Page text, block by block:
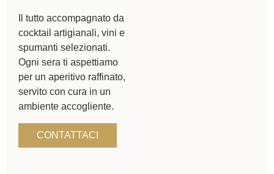
Il tutto accompagnato da
cocktail artigianali, vini e
spumanti selezionati.
Ogni sera ti aspettiamo
per un aperitivo raffinato,
servito con cura in un
ambiente accogliente.
CONTATTACI